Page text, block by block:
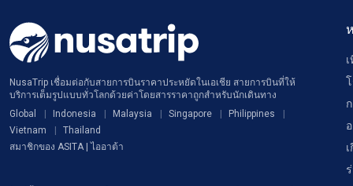
NusaTrip เชื่อมต่อกับสายการบินราคาประหยัดในเอเชีย สายการบินที่ให้
บริการเต็มรูปแบบทั่วโลกด้วยค่าโดยสารราคาถูกสำหรับนักเดินทาง
Global
Indonesia Malaysia Singapore
Philippines
Vietnam
Thailand
สมาชิกของ ASITA | ไออาต้า